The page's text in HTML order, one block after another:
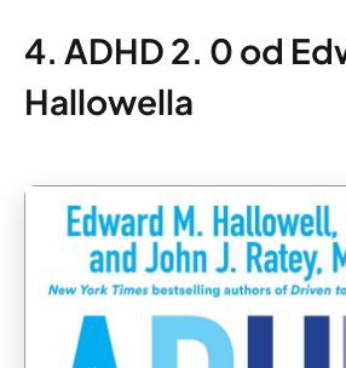
4. ADHD 2. 0 od
Hallowella